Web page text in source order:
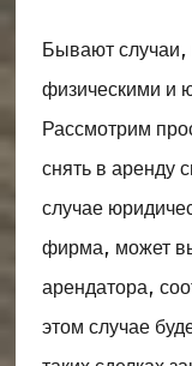
Бывают случаи,
физическими и
Рассмотрим
снять в аренду
случае
фирма, может
арендатора,
этом случае